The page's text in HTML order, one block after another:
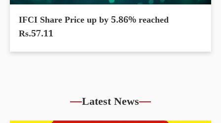
IFCI Share Price up by 5.86% reached
Rs.57.11
Latest News